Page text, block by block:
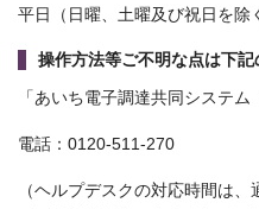
平日（日曜、土曜及び祝日を
操作方法等ご不明な点は下
「あいち電子調達共同システ
電話：0120-511-270
（ヘルプデスクの対応時間は